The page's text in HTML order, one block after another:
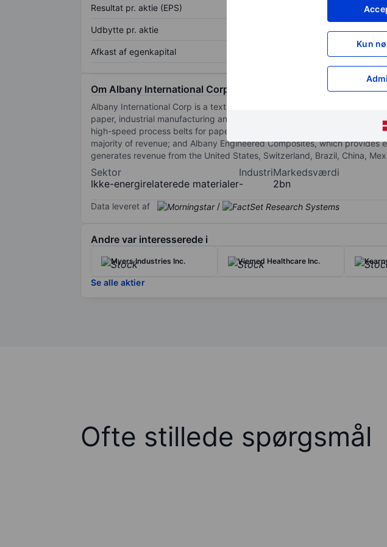
Kun
Resultat pr. aktie (EPS)
Udbytte pr. aktie
Afkast af egenkapital
Om Albany International Corp.
Albany International Corp is a textiles and materials processing
paper, industrial manufacturing and aerospace industries. It operates
high-speed process belts for paper, paperboard, tissue, towel and pulp,
majority of revenue; and Albany Engineered Composites, which
generates revenue from the United States, Switzerland, Brazil, China,
Sektor
Ikke-energirelaterede materialer
Industri
-
Markedsværdi
2bn
Data leveret af /
Andre var interesserede i
Myers Industries Inc. Viemed Healthcare Inc.
Se alle aktier
Ofte stillede spørgsmål